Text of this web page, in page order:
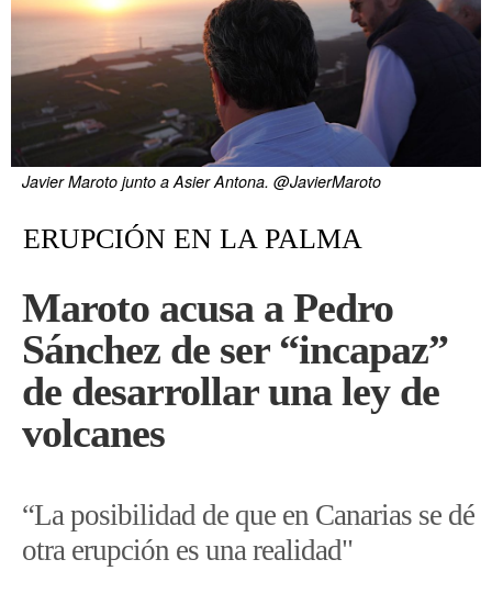
Javier Maroto junto a Asier Antona. @JavierMaroto
ERUPCIÓN EN LA PALMA
Maroto acusa a Pedro
Sánchez de ser “incapaz”
de desarrollar una ley de
volcanes
“La posibilidad de que en Canarias se dé
otra erupción es una realidad"